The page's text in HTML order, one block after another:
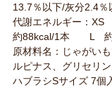
13.7％以下/灰分2.4
代謝エネルギー
約88kcal/1本 L 約
原材料名：じゃがい
ルピナス、グリセリ
ハブラシSサイズ 7個